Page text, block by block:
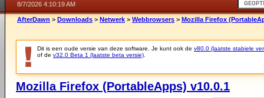
8/7/2026 4:10:19 AM
AfterDawn > Downloads > Netwerk > Webbrowsers > Mozilla Firefox
Dit is een oude versie van deze software. Je kunt ook de v80.0 (laatste stabiele
of de v32.0 Beta 1 (laatste beta versie)
Mozilla Firefox (PortableApps) v10.0.1